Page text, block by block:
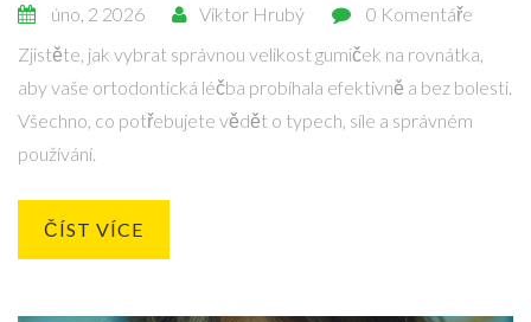
úno, 2 2026 Viktor Hrubý
0 Komentáře
Zjistěte, jak vybrat správnou velikost gumiček na rovnátka,
aby vaše ortodontická léčba probíhala efektivně a bez bolesti.
Všechno, co potřebujete vědět o typech, síle a správném
používání.
ČÍST VÍCE